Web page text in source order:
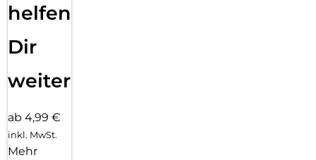
helfen
Dir
weiter
ab 4,99 €
inkl. MwSt.
Mehr